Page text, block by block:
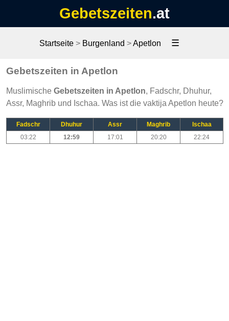
Gebetszeiten.at
Startseite > Burgenland >Apetlon ☰
Gebetszeiten in Apetlon
Muslimische Gebetszeiten in Apetlon, Fadschr, Dhuhur,
Assr, Maghrib und Ischaa. Was ist die vaktija Apetlon heute?
Fadschr Dhuhur Assr Maghrib
Ischaa
03:22
12:59 17:01 20:20 22:24